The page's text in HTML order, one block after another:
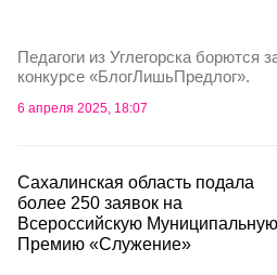
Педагоги из Углегорска борются
конкурсе «БлогЛишьПредлог».
6 апреля 2025, 18:07
Сахалинская область подала
более 250 заявок на
Всероссийскую Муниципальную
Премию «Служение»